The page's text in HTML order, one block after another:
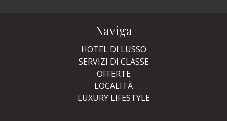
Naviga
HOTEL DI LUSSO
SERVIZI DI CLASSE
OFFERTE
LOCALITÀ
LUXURY LIFESTYLE